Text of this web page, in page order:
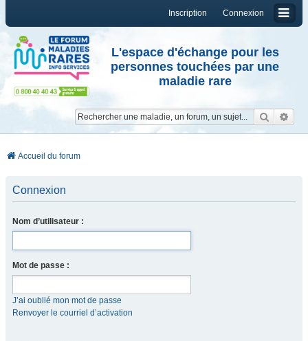
Connexion
Inscription
L'espace d'échange pour les
personnes touchées par une
maladie rare
Accueil du forum
Connexion
Nom d’utilisateur :
Mot de passe :
J’ai oublié mon mot de passe
Renvoyer le courriel d’activation